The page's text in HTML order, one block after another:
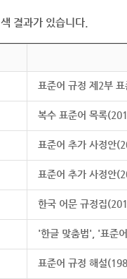
결과가 있습니다.
표준어 규정 제2부
복수 표준어 목록
표준어 추가 사정안
표준어 추가 사정안
한국 어문 규정집
'한글 맞춤법', '표준
표준어 규정 해설